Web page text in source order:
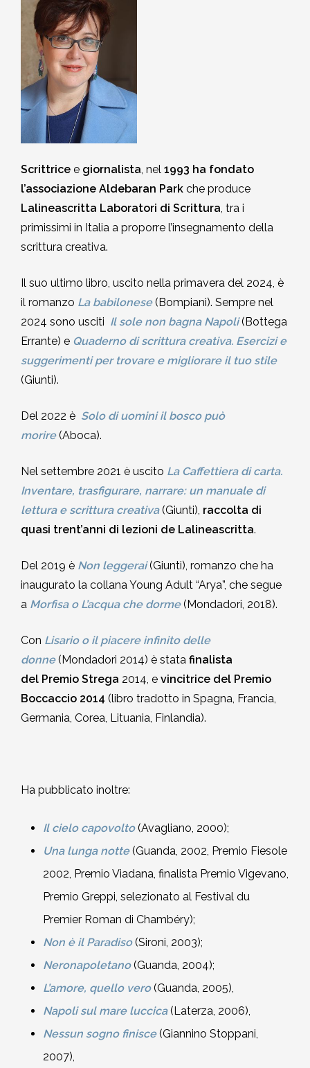
Scrittrice e giornalista, nel 1993 ha fondato
l’associazione Aldebaran Park che produce
Lalineascritta Laboratori di Scrittura, tra i
primissimi in Italia a proporre l’insegnamento della
scrittura creativa.
Il suo ultimo libro, uscito nella primavera del 2024, è
il romanzo La babilonese(Bompiani). Sempre nel
2024 sono usciti Il sole non bagna Napoli(Bottega
Errante) e Quaderno di scrittura creativa. Esercizi e
suggerimenti per trovare e migliorare il tuo stile
(Giunti).
Del 2022 è Solo di uomini il bosco può
morire(Aboca).
Nel settembre 2021 è uscito La Caffettiera di carta.
Inventare, trasfigurare, narrare: un manuale di
lettura e scrittura creativa (Giunti), raccolta di
quasi trent’anni di lezioni de Lalineascritta.
Del 2019 è Non leggerai (Giunti), romanzo che ha
inaugurato la collana Young Adult “Arya”, che segue
a Morfisa o L’acqua che dorme (Mondadori, 2018).
Con Lisario o il piacere infinito delle
donne(Mondadori 2014) è stata finalista
del Premio Strega 2014, e vincitrice del Premio
Boccaccio 2014 (libro tradotto in Spagna, Francia,
Germania, Corea, Lituania, Finlandia).
Ha pubblicato inoltre:
Il cielo capovolto (Avagliano, 2000);
Una lunga notte(Guanda, 2002, Premio Fiesole
2002, Premio Viadana, finalista Premio Vigevano,
Premio Greppi, selezionato al Festival du
Premier Roman di Chambéry);
Non è il Paradiso (Sironi, 2003);
Neronapoletano (Guanda, 2004);
L’amore, quello vero (Guanda, 2005),
Napoli sul mare luccica (Laterza, 2006),
Nessun sogno finisce (Giannino Stoppani,
2007),
MEDITAZIONE E CRESCITA PERSONALE
POESIA
2018-2019
2017-2018
2016-2017
2015-2016
2014-2015
2013-2014
2012-2013
2011-2012
2010-2011
2009-2010
2007-2008
2002-2003
2001-2002
2000-2001
5. Hu Yua, Gallardo, Garro,
Montesano, Quirante, Pesaro
6. Bufalino, Nafisi, Attanasio,
Morazzoni
Quirante Rives
6. Bonanni, Sarraute, Lippolis,
Petrignani
7. Rollo, Bosio, Desai, Kang
5. Queneau, Perec, Aragona,
Sebregondi
Storia: 2018
Storia: 2017
Storia: 2016
Storia: 2013
Storia: 2012
Storia: 2009
Storia: 2015
Storia: 2010